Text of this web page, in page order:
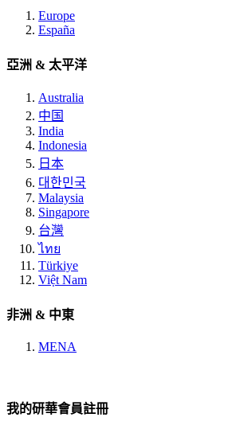
Europe
España
亞洲 & 太平洋
Australia
中国
India
Indonesia
日本
대한민국
Malaysia
Singapore
台灣
ไทย
Türkiye
Việt Nam
非洲 & 中東
MENA
我的研華會員註冊